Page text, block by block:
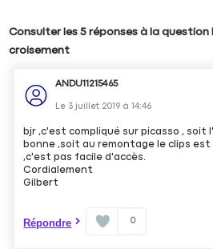
Consulter les 5 réponses à la question
croisement
ANDU11215465
Le 3 juillet 2019 à14:46
bjr ,c'est compliqué sur picasso , soit
bonne ,soit au remontage le clips est
,c'est pas facile d'accès.
Cordialement
Gilbert
Répondre 0